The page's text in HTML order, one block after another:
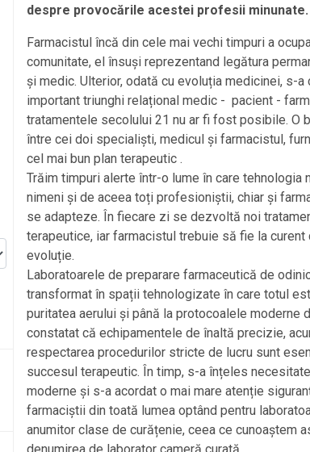
despre provocările acestei profesii minunate.
Farmacistul încă din cele mai vechi timpuri a
comunitate, el însuși reprezentand legătura
și medic. Ulterior, odată cu evoluția medicinei, s-a
important triunghi relațional medic - pacient -
tratamentele secolului 21 nu ar fi fost posibile. O
între cei doi specialiști, medicul și farmacistul,
cel mai bun plan terapeutic .
Trăim timpuri alerte într-o lume în care tehnologia
nimeni și de aceea toți profesioniștii, chiar și
se adapteze. În fiecare zi se dezvoltă noi
terapeutice, iar farmacistul trebuie să fie la curent
evoluție.
Laboratoarele de preparare farmaceutică de
transformat în spații tehnologizate în care totul
puritatea aerului și până la protocoalele moderne
constatat că echipamentele de înaltă precizie,
respectarea procedurilor stricte de lucru sunt
succesul terapeutic. În timp, s-a înțeles
moderne și s-a acordat o mai mare atenție
farmaciștii din toată lumea optând pentru
anumitor clase de curățenie, ceea ce cunoaștem